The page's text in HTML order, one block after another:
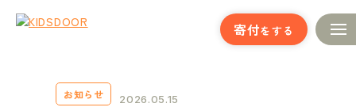
寄付をする
お知らせ 2026.05.15